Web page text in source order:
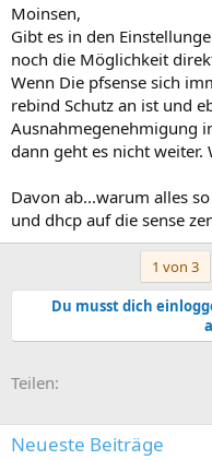
Moinsen,
Gibt es in den
noch die Möglichkeit
Wenn Die pfsense sich
rebind Schutz an ist und
Ausnahmegenehmigung
dann geht es nicht weiter.
Davon ab...warum alles
und dhcp auf die sense
1 von 3
Du musst dich
Teilen:
Neueste Beiträge